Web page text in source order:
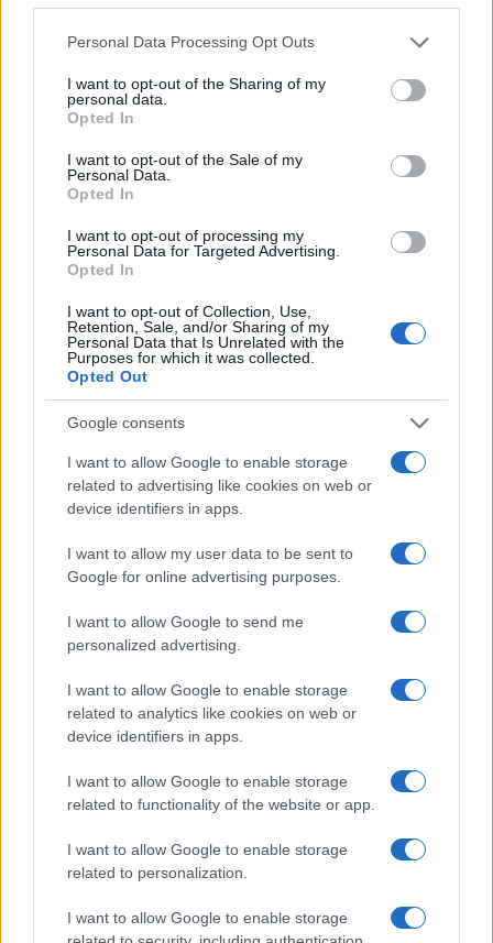
Personal Data Processing Opt Outs
I want to opt-out of the Sharing of my
personal data.
Opted In
I want to opt-out of the Sale of my
Personal Data.
Opted In
I want to opt-out of processing my
Personal Data for Targeted Advertising.
Opted In
I want to opt-out of Collection, Use,
Retention, Sale, and/or Sharing of my
Personal Data that Is Unrelated with the
Purposes for which it was collected.
Opted Out
Google consents
I want to allow Google to enable storage
related to advertising like cookies on web or
device identifiers in apps.
I want to allow my user data to be sent to
Google for online advertising purposes.
I want to allow Google to send me
personalized advertising.
I want to allow Google to enable storage
related to analytics like cookies on web or
device identifiers in apps.
I want to allow Google to enable storage
related to functionality of the website or app.
I want to allow Google to enable storage
related to personalization.
I want to allow Google to enable storage
#silovanje #Britanija
#šokantno
#ropstvo